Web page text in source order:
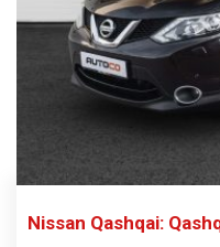
Nissan Qashqai: